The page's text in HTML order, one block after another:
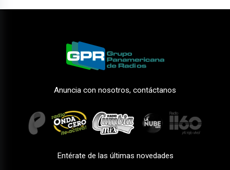
Anuncia con nosotros, contáctanos
Entérate de las últimas novedades